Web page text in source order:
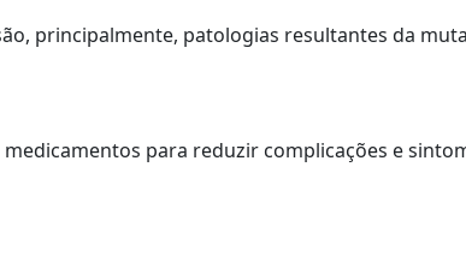
principalmente, patologias resultantes da
para reduzir complicações e